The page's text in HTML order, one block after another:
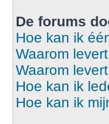
De forums
Hoe kan ik
Waarom
Waarom
Hoe kan ik
Hoe kan ik